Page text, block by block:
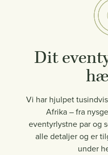
Dit
Vi har hjulpet
Afrika – fra
eventyrlystne par og
alle detaljer og er
under